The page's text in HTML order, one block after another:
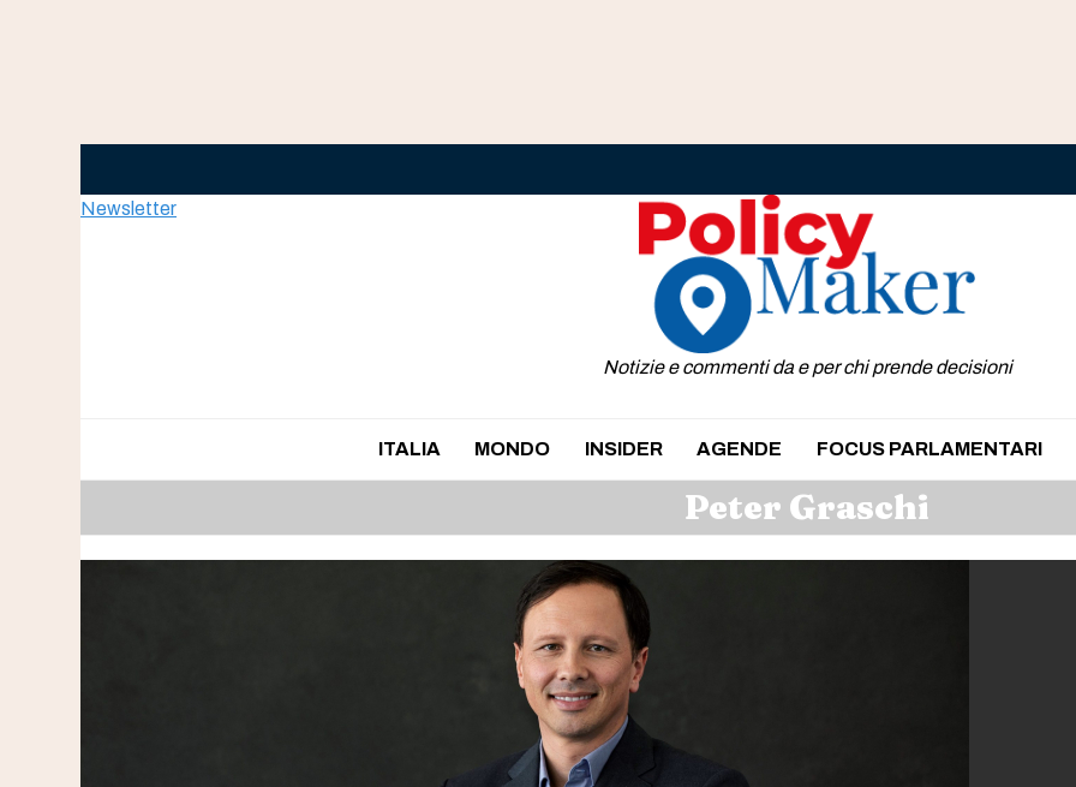
Newsletter
Notizie e commenti da e per chi prende decisioni
ITALIA MONDO INSIDER AGENDE FOCUS PARLAMENTARI
Peter Graschi